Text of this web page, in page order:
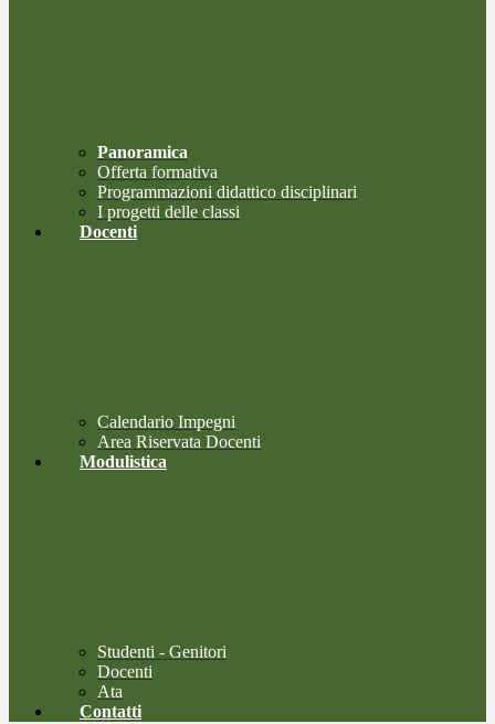
Panoramica
Offerta formativa
Programmazioni didattico disciplinari
I progetti delle classi
Docenti
Calendario Impegni
Area Riservata Docenti
Modulistica
Studenti - Genitori
Docenti
Ata
Contatti